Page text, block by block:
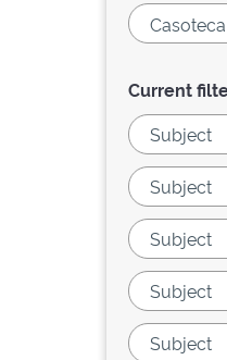
Current